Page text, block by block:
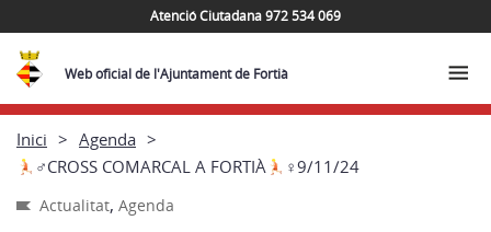
Atenció Ciutadana 972 534 069
Web oficial de l'Ajuntament de Fortià
Inici
Agenda
‍♂CROSS COMARCAL A FORTIÀ
‍♀9/11/24
Actualitat, Agenda